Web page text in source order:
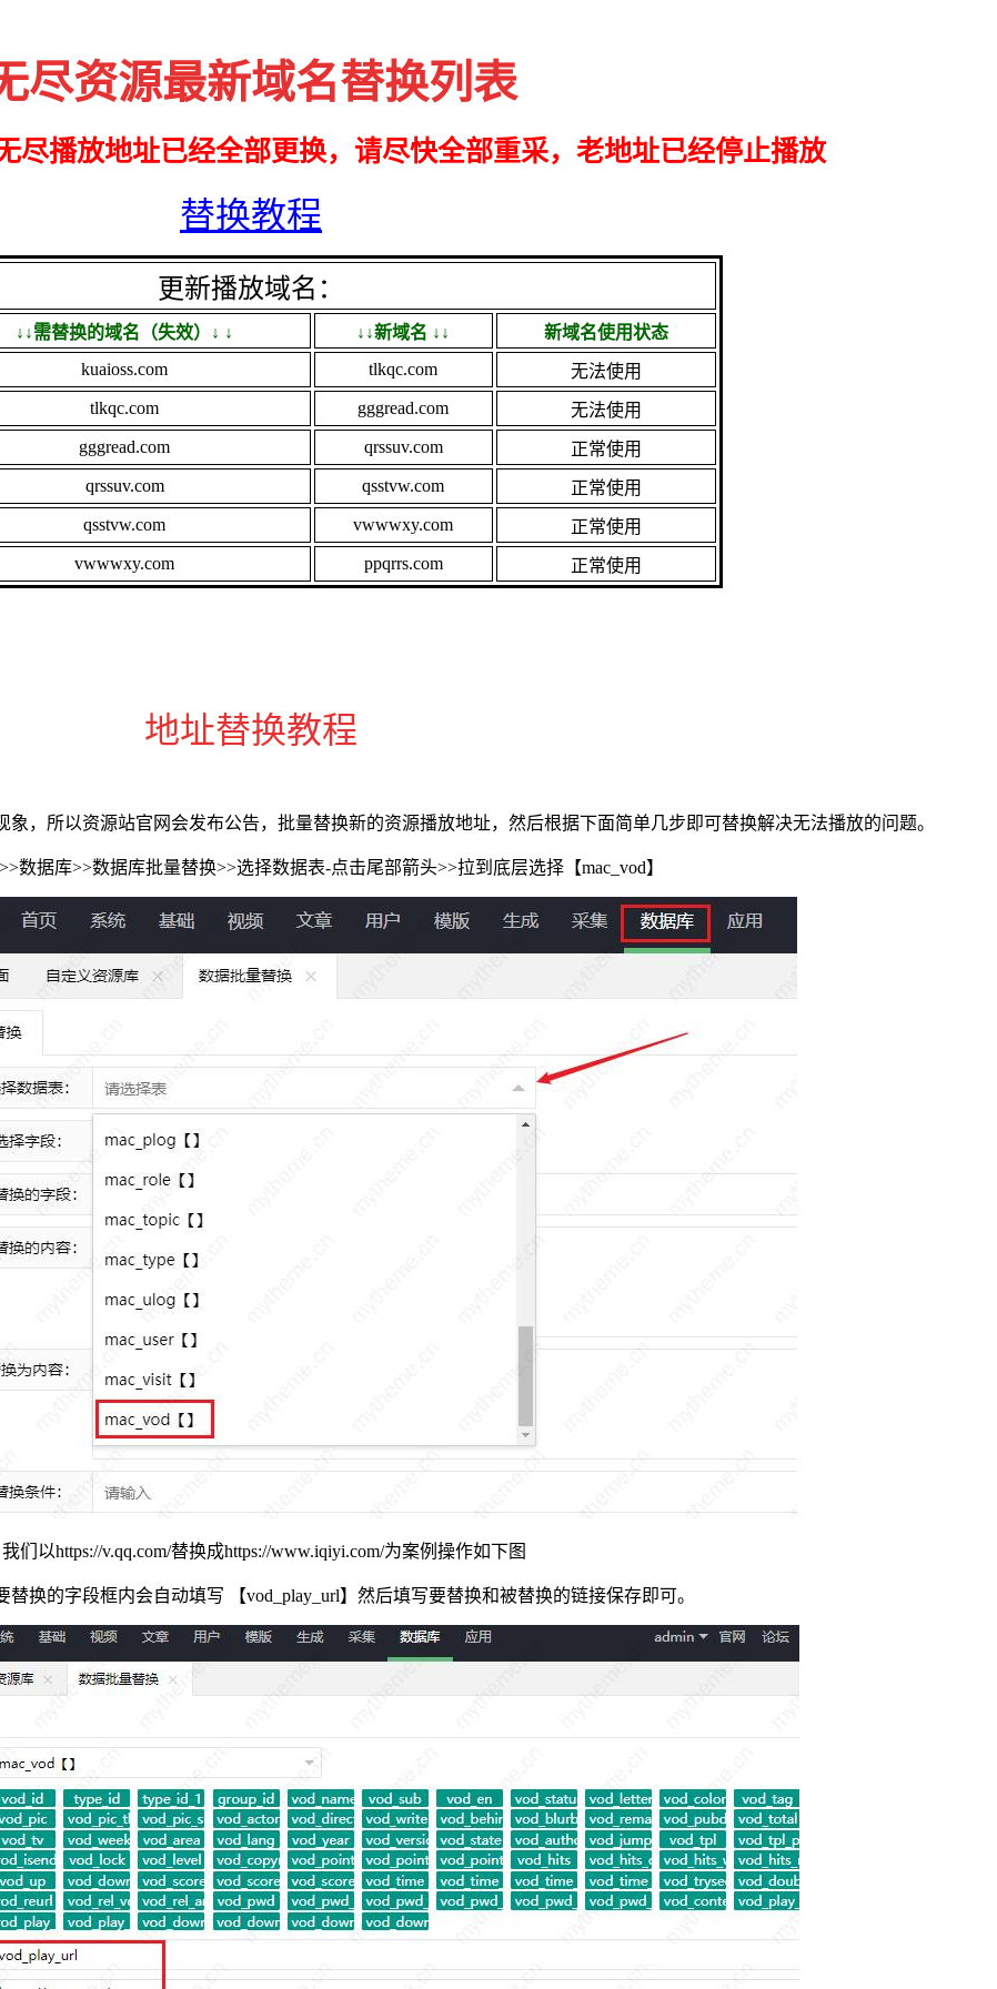
尽资源最新域名替换列表
尽播放地址已经全部更换，请尽快全部重采，老地址已经停止播放
替换教程
更新播放域名：
↓↓需替换的域名（失效）↓ ↓ ↓↓新域名 ↓↓
新域名使用状态
kuaioss.com tlkqc.com
无法使用
tlkqc.com gggread.com
无法使用
gggread.com qrssuv.com
正常使用
qrssuv.com qsstvw.com
正常使用
qsstvw.com vwwwxy.com
正常使用
vwwwxy.com ppqrrs.com 正常使用
地址替换教程
，所以资源站官网会发布公告，批量替换新的资源播放地址，然后根据下面简单几步即可替换解决无法播放的问题。
数据库>>数据库批量替换>>选择数据表-点击尾部箭头>>拉到底层选择【mac_vod】
们以https://v.qq.com/替换成https://www.iqiyi.com/为案例操作如下图
替换的字段框内会自动填写 【vod_play_url】然后填写要替换和被替换的链接保存即可。